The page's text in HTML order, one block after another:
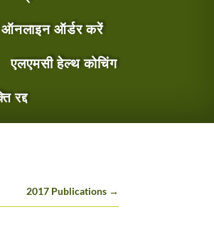
ऑनलाइन ऑर्डर करें
एलएमसी हेल्थ कोचिंग
रद्द
2017 Publications→